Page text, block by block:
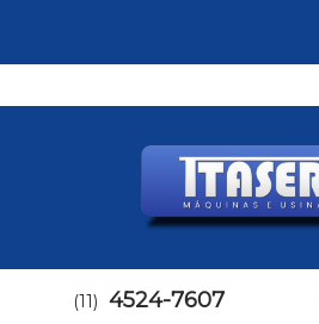
(11) 4524-7607